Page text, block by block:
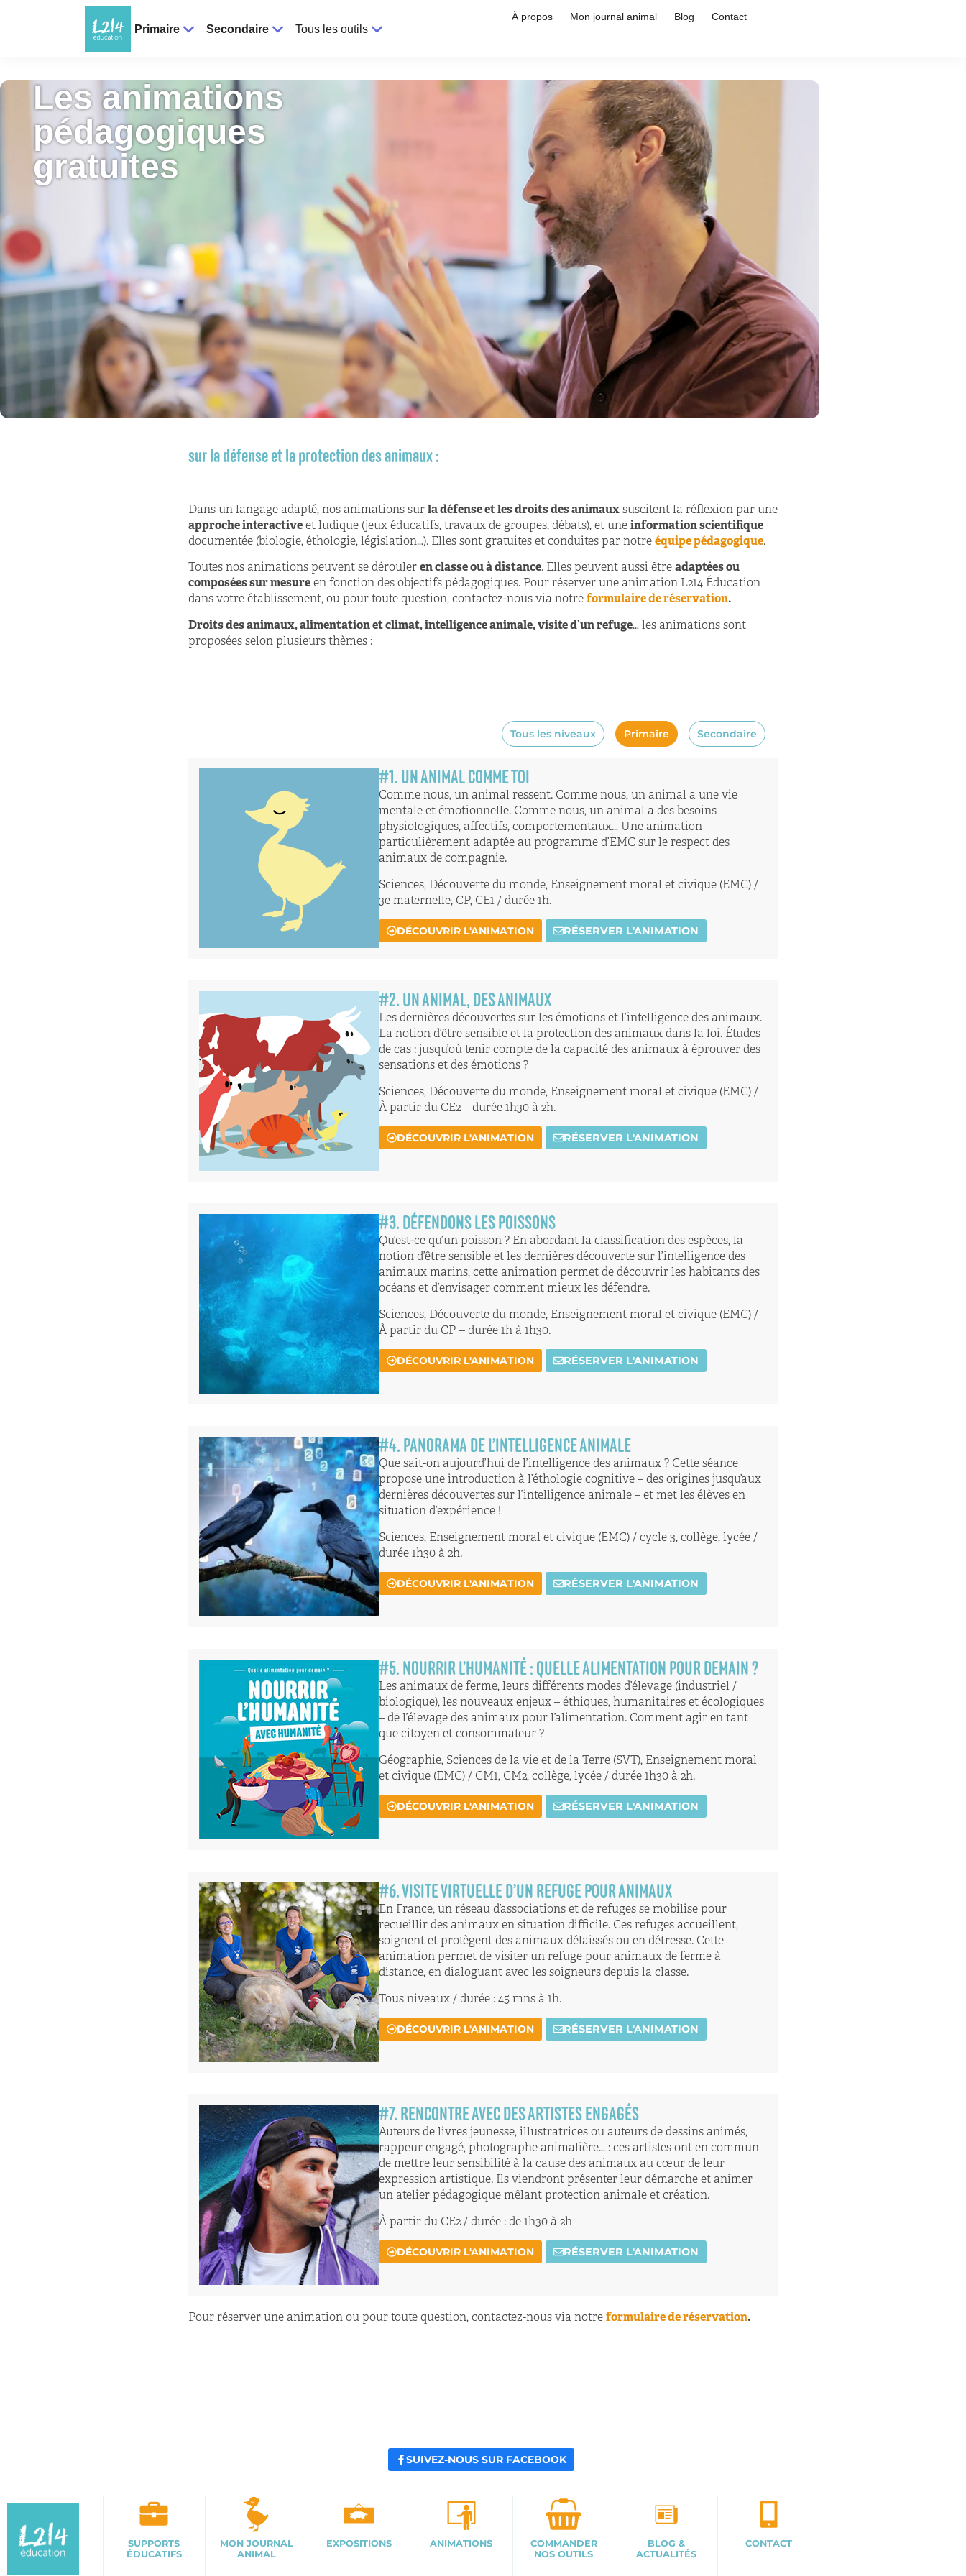
Primaire Secondaire Tous les outils
À propos Mon journal animal Blog Contact
Les animations
pédagogiques
gratuites
sur la défense et la protection des animaux :
Dans un langage adapté, nos animations sur la défense et les droits des animaux suscitent la réflexion par une
approche interactive et ludique (jeux éducatifs, travaux de groupes, débats), et une information scientifique
documentée (biologie, éthologie, législation…). Elles sont gratuites et conduites par notre équipe pédagogique.
Toutes nos animations peuvent se dérouler en classe ou à distance. Elles peuvent aussi être adaptées ou
composées sur mesure en fonction des objectifs pédagogiques. Pour réserver une animation L214 Éducation
dans votre établissement, ou pour toute question, contactez-nous via notre formulaire de réservation.
Droits des animaux, alimentation et climat, intelligence animale, visite d’un refuge… les animations sont
proposées selon plusieurs thèmes :
Tous les niveaux Primaire Secondaire
#1. UN ANIMAL COMME TOI
Comme nous, un animal ressent. Comme nous, un animal a une vie
mentale et émotionnelle. Comme nous, un animal a des besoins
physiologiques, affectifs, comportementaux… Une animation
particulièrement adaptée au programme d’EMC sur le respect des
animaux de compagnie.
Sciences, Découverte du monde, Enseignement moral et civique (EMC) /
3e maternelle, CP, CE1 / durée 1h.
DÉCOUVRIR L'ANIMATION RÉSERVER L'ANIMATION
#2. UN ANIMAL, DES ANIMAUX
Les dernières découvertes sur les émotions et l’intelligence des animaux.
La notion d’être sensible et la protection des animaux dans la loi. Études
de cas : jusqu’où tenir compte de la capacité des animaux à éprouver des
sensations et des émotions ?
Sciences, Découverte du monde, Enseignement moral et civique (EMC) /
À partir du CE2 – durée 1h30 à 2h.
DÉCOUVRIR L'ANIMATION RÉSERVER L'ANIMATION
#3. DÉFENDONS LES POISSONS
Qu’est-ce qu’un poisson ? En abordant la classification des espèces, la
notion d’être sensible et les dernières découverte sur l’intelligence des
animaux marins, cette animation permet de découvrir les habitants des
océans et d’envisager comment mieux les défendre.
Sciences, Découverte du monde, Enseignement moral et civique (EMC) /
À partir du CP – durée 1h à 1h30.
DÉCOUVRIR L'ANIMATION RÉSERVER L'ANIMATION
#4. PANORAMA DE L’INTELLIGENCE ANIMALE
Que sait-on aujourd’hui de l’intelligence des animaux ? Cette séance
propose une introduction à l’éthologie cognitive – des origines jusqu’aux
dernières découvertes sur l’intelligence animale – et met les élèves en
situation d’expérience !
Sciences, Enseignement moral et civique (EMC) / cycle 3, collège, lycée /
durée 1h30 à 2h.
DÉCOUVRIR L'ANIMATION RÉSERVER L'ANIMATION
#5. NOURRIR L’HUMANITÉ : QUELLE ALIMENTATION POUR DEMAIN ?
Les animaux de ferme, leurs différents modes d’élevage (industriel /
biologique), les nouveaux enjeux – éthiques, humanitaires et écologiques
– de l’élevage des animaux pour l’alimentation. Comment agir en tant
que citoyen et consommateur ?
Géographie, Sciences de la vie et de la Terre (SVT), Enseignement moral
et civique (EMC) / CM1, CM2, collège, lycée / durée 1h30 à 2h.
DÉCOUVRIR L'ANIMATION RÉSERVER L'ANIMATION
#6. VISITE VIRTUELLE D’UN REFUGE POUR ANIMAUX
En France, un réseau d’associations et de refuges se mobilise pour
recueillir des animaux en situation difficile. Ces refuges accueillent,
soignent et protègent des animaux délaissés ou en détresse. Cette
animation permet de visiter un refuge pour animaux de ferme à
distance, en dialoguant avec les soigneurs depuis la classe.
Tous niveaux / durée : 45 mns à 1h.
DÉCOUVRIR L'ANIMATION RÉSERVER L'ANIMATION
#7. RENCONTRE AVEC DES ARTISTES ENGAGÉS
Auteurs de livres jeunesse, illustratrices ou auteurs de dessins animés,
rappeur engagé, photographe animalière… : ces artistes ont en commun
de mettre leur sensibilité à la cause des animaux au cœur de leur
expression artistique. Ils viendront présenter leur démarche et animer
un atelier pédagogique mêlant protection animale et création.
À partir du CE2 / durée : de 1h30 à 2h
DÉCOUVRIR L'ANIMATION RÉSERVER L'ANIMATION
Pour réserver une animation ou pour toute question, contactez-nous via notre formulaire de réservation.
SUIVEZ-NOUS SUR FACEBOOK
SUPPORTS
ÉDUCATIFS
MON JOURNAL
ANIMAL
EXPOSITIONS ANIMATIONS
COMMANDER
NOS OUTILS
BLOG &
ACTUALITÉS
CONTACT